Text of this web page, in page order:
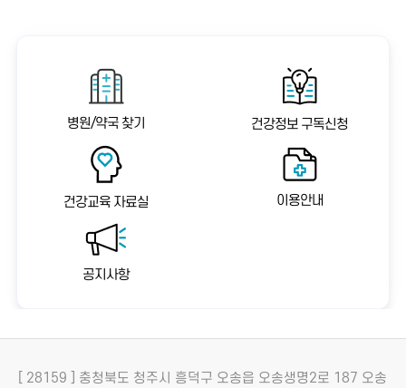
병원/약국 찾기 건강정보 구독신청
건강교육 자료실 이용안내
공지사항
[ 28159 ] 충청북도 청주시 흥덕구 오송읍 오송생명2로 187 오송